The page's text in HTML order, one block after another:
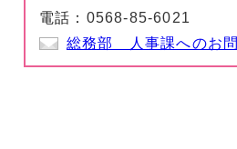
電話： 0568-85-6021
総務部 人事課へのお問